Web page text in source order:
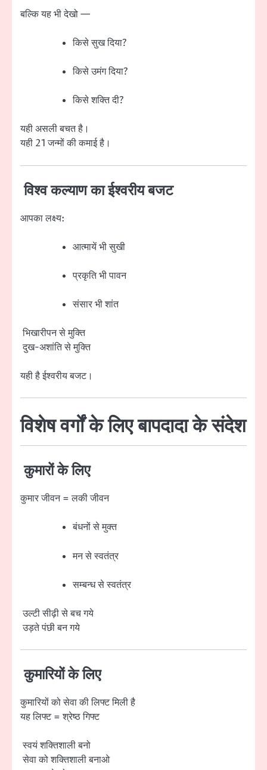
बल्कि यह भी देखो —
किसे सुख दिया?
किसे उमंग दिया?
किसे शक्ति दी?
यही असली बचत है।
यही 21 जन्मों की कमाई है।
विश्व कल्याण का ईश्वरीय बजट
आपका लक्ष्य:
आत्मायें भी सुखी
प्रकृति भी पावन
संसार भी शांत
भिखारीपन से मुक्ति
दुख-अशांति से मुक्ति
यही है ईश्वरीय बजट।
विशेष वर्गों के लिए बापदादा के संदेश
कुमारों के लिए
कुमार जीवन = लकी जीवन
बंधनों से मुक्त
मन से स्वतंत्र
सम्बन्ध से स्वतंत्र
उल्टी सीढ़ी से बच गये
उड़ते पंछी बन गये
कुमारियों के लिए
कुमारियों को सेवा की लिफ्ट मिली है
यह लिफ्ट = श्रेष्ठ गिफ्ट
स्वयं शक्तिशाली बनो
सेवा को शक्तिशाली बनाओ